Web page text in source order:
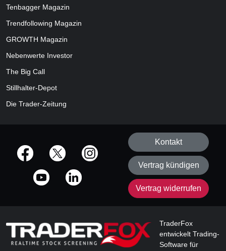
Tenbagger Magazin
Trendfollowing Magazin
GROWTH Magazin
Nebenwerte Investor
The Big Call
Stillhalter-Depot
Die Trader-Zeitung
offizielle Social Media-Accounts
Kontakt
Vertrag kündigen
Vertrag widerrufen
TraderFox
entwickelt Trading-
Software für